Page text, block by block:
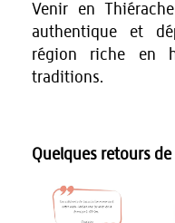
Venir en
authentique et
région riche en
traditions.
Quelques retours